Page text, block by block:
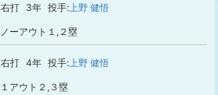
右打 3年 投手:上野 健悟
ノーアウト１,２塁
右打 4年 投手:上野 健悟
１アウト２,３塁